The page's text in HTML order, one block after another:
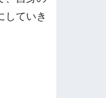
していき